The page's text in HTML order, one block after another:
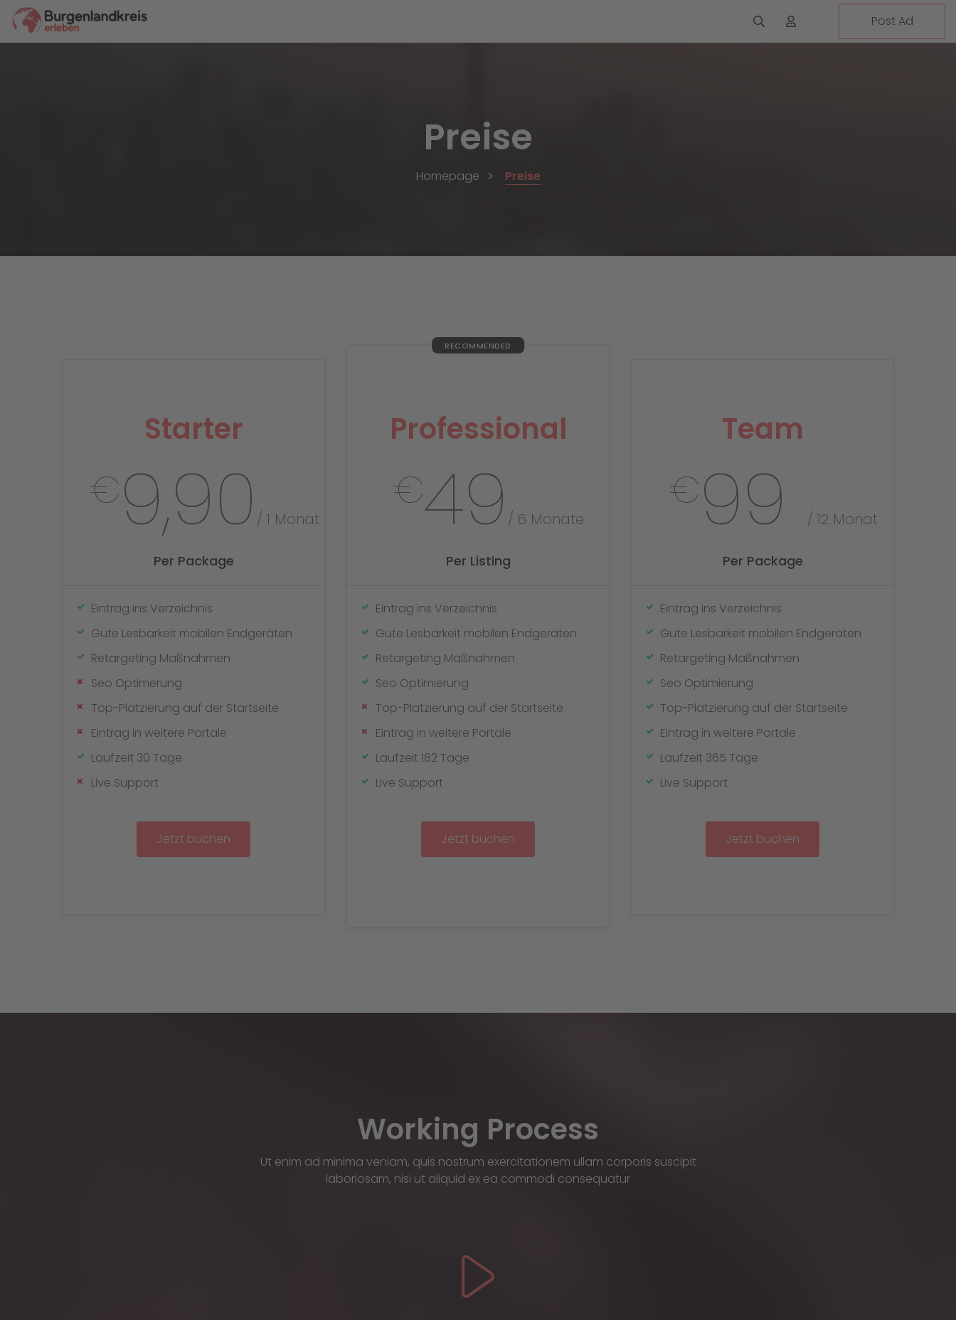
Post Ad
Preise
Homepage Preise
Starter
€
9,90 / 1 Monat
Per Package
Eintrag ins Verzeichnis
Gute Lesbarkeit mobilen Endgeräten
Retargeting Maßnahmen
Seo Optimerung
Top-Platzierung auf der Startseite
Eintrag in weitere Portale
Laufzeit 30 Tage
Live Support
Jetzt buchen
Professional
€
49 / 6 Monate
Per Listing
Eintrag ins Verzeichnis
Gute Lesbarkeit mobilen Endgeräten
Retargeting Maßnahmen
Seo Optimierung
Top-Platzierung auf der Startseite
Eintrag in weitere Portale
Laufzeit 182 Tage
Live Support
Jetzt buchen
Team
€
99 / 12 Monat
Per Package
Eintrag ins Verzeichnis
Gute Lesbarkeit mobilen Endgeräten
Retargeting Maßnahmen
Seo Optimierung
Top-Platzierung auf der Startseite
Eintrag in weitere Portale
Laufzeit 365 Tage
Live Support
Jetzt buchen
Working Process
Ut enim ad minima veniam, quis nostrum exercitationem ullam corporis suscipit
laboriosam, nisi ut aliquid ex ea commodi consequatur